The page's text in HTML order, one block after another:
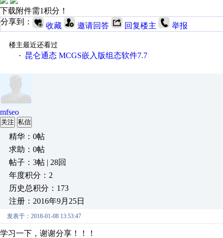
下载附件需1积分！
分享到：
收藏 邀请回答 回复楼主 举报
楼主最近还看过
·
昆仑通态 MCGS嵌入版组态软件7.7
mfseo
关注 私信
精华：0帖
求助：0帖
帖子：3帖 | 28回
年度积分：2
历史总积分：173
注册：2016年9月25日
发表于：2018-01-08 13:53:47
学习一下，谢谢分享！！！